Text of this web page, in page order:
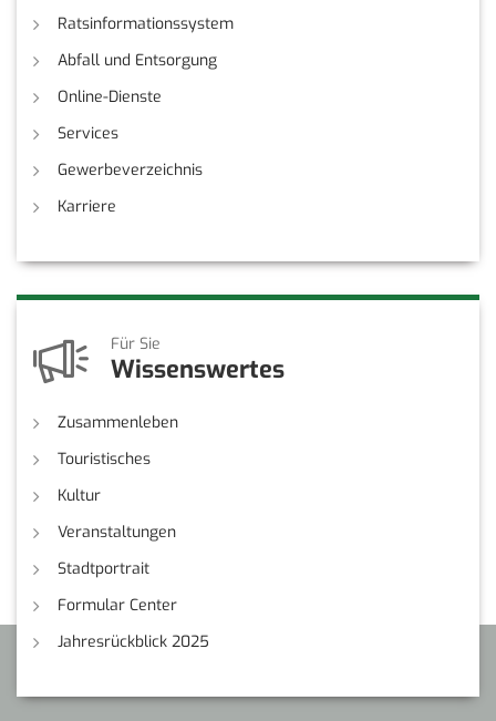
Ratsinformationssystem
Abfall und Entsorgung
Online-Dienste
Services
Gewerbeverzeichnis
Karriere
Für Sie
Wissenswertes
Zusammenleben
Touristisches
Kultur
Veranstaltungen
Stadtportrait
Formular Center
Jahresrückblick 2025